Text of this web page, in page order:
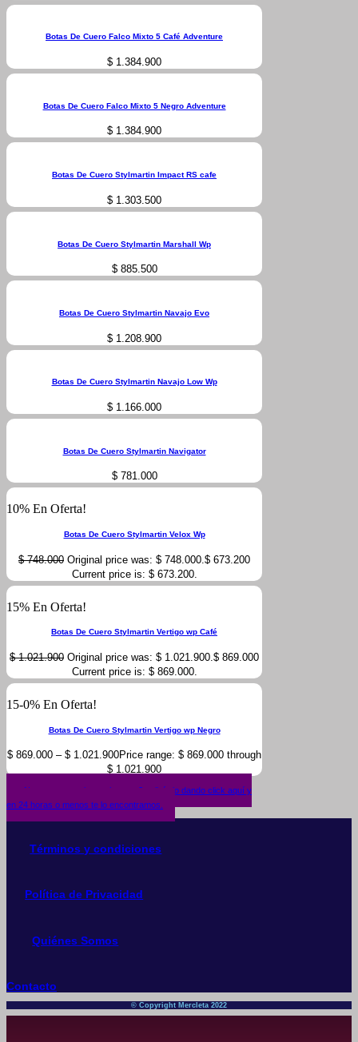
Botas De Cuero Falco Mixto 5 Café Adventure
$ 1.384.900
Botas De Cuero Falco Mixto 5 Negro Adventure
$ 1.384.900
Botas De Cuero Stylmartin Impact RS cafe
$ 1.303.500
Botas De Cuero Stylmartin Marshall Wp
$885.500
Botas De Cuero Stylmartin Navajo Evo
$ 1.208.900
Botas De Cuero Stylmartin Navajo Low Wp
$ 1.166.000
Botas De Cuero Stylmartin Navigator
$781.000
10% En Oferta!
Botas De Cuero Stylmartin Velox Wp
$748.000 Original price was: $ 748.000. $ 673.200
Current price is: $ 673.200.
15% En Oferta!
Botas De Cuero Stylmartin Vertigo wp Café
$1.021.900 Original price was: $ 1.021.900.$ 869.000
Current price is: $ 869.000.
15-0% En Oferta!
Botas De Cuero Stylmartin Vertigo wp Negro
$ 869.000 – $ 1.021.900Price range: $ 869.000 through
$ 1.021.900
¿No encuentras lo que buscas? solicítalo dando click aquí y
en 24 horas o menos te lo encontramos.
Términos y condiciones
Política de Privacidad
Quiénes Somos
Contacto
© Copyright Mercleta 2022